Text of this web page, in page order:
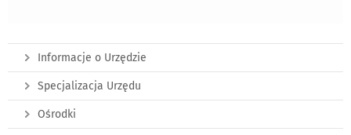
Informacje o Urzędzie
Specjalizacja Urzędu
Ośrodki